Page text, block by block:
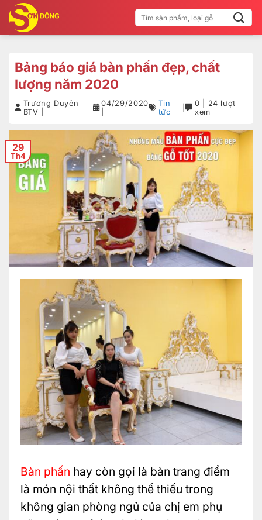
qua
nội
Tìm
kiếm:
Bảng báo giá bàn phấn đẹp, chất
lượng năm 2020
Trương Duyên
BTV |
04/29/2020
Tin
tức
|
0 | 24 lượt
xem
29
Th4
Bàn phấn hay còn gọi là bàn trang điểm
là món nội thất không thể thiếu trong
không gian phòng ngủ của chị em phụ